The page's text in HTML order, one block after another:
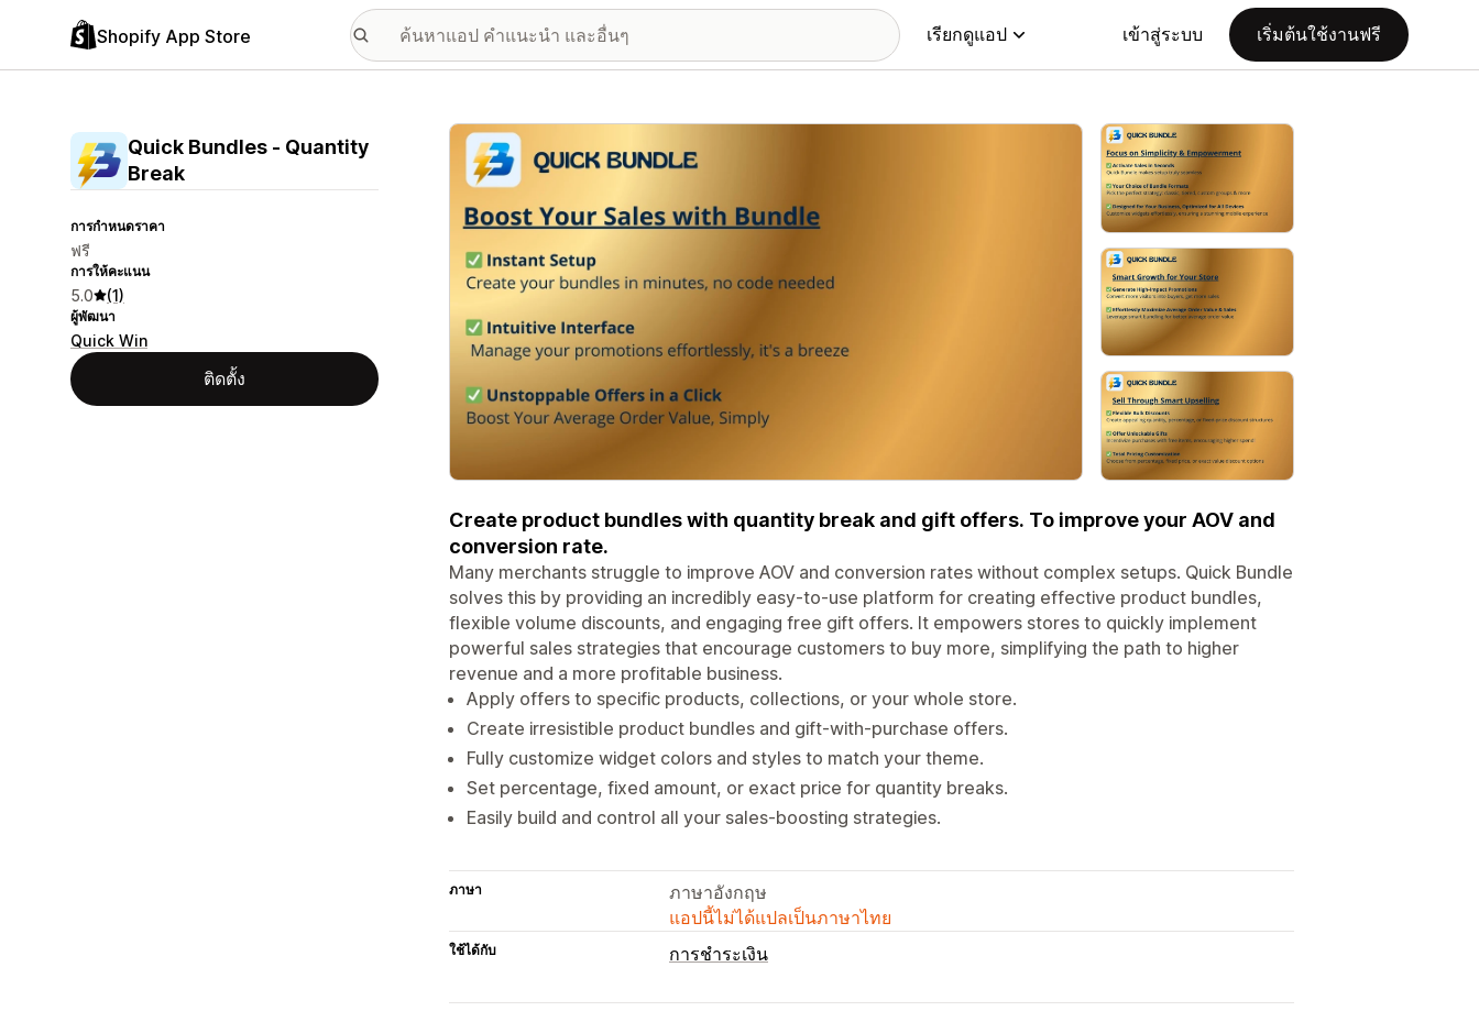
Shopify App Store เรียกดูแอป เข้าสู่ระบบ เริ่มต้นใช้งานฟรี
Quick Bundles ‑ Quantity
Break
การกำหนดราคา
ฟรี
การให้คะแนน
5.0 (1)
ผู้พัฒนา
Quick Win
ติดตั้ง
แกลเลอรีรูปภาพที่แสดง
Create product bundles with quantity break and gift offers. To improve your AOV and
conversion rate.
Many merchants struggle to improve AOV and conversion rates without complex setups. Quick Bundle
solves this by providing an incredibly easy-to-use platform for creating effective product bundles,
flexible volume discounts, and engaging free gift offers. It empowers stores to quickly implement
powerful sales strategies that encourage customers to buy more, simplifying the path to higher
revenue and a more profitable business.
Apply offers to specific products, collections, or your whole store.
Create irresistible product bundles and gift-with-purchase offers.
Fully customize widget colors and styles to match your theme.
Set percentage, fixed amount, or exact price for quantity breaks.
Easily build and control all your sales-boosting strategies.
ภาษา
ภาษาอังกฤษ
แอปนี้ไม่ได้แปลเป็นภาษาไทย
ใช้ได้กับ การชำระเงิน